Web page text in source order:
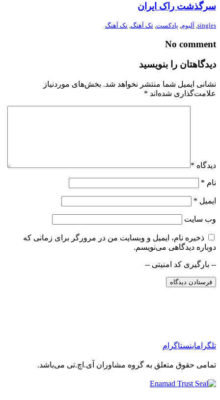
سرگذشت راک ایران
singles
, آلبوم, پادکست, تک آهنگ, نک آهنگ
No comment
دیدگاهتان را بنویسید
نشانی ایمیل شما منتشر نخواهد شد. بخش‌های موردنیاز
علامت‌گذاری شده‌اند *
دیدگاه *
نام *
ایمیل *
وب‌ سایت
ذخیره نام، ایمیل و وبسایت من در مرورگر برای زمانی که
دوباره دیدگاهی می‌نویسم.
-- بارگیری کد امنیتی --
تلگراماینستاگرام
تمامی حقوق متعلق به گروه مشاوران آی.اچ.تی می‌باشد.